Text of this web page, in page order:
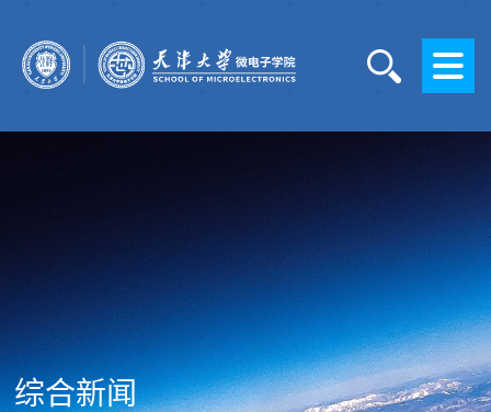
综合新闻